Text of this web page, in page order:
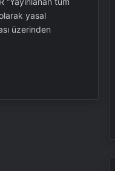
yasal
üzerinden